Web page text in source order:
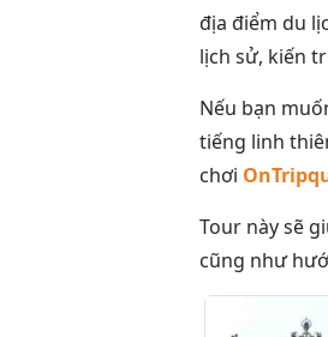
địa điểm du
lịch sử, kiến
Nếu bạn
tiếng linh
chơi
Tour này sẽ
cũng như